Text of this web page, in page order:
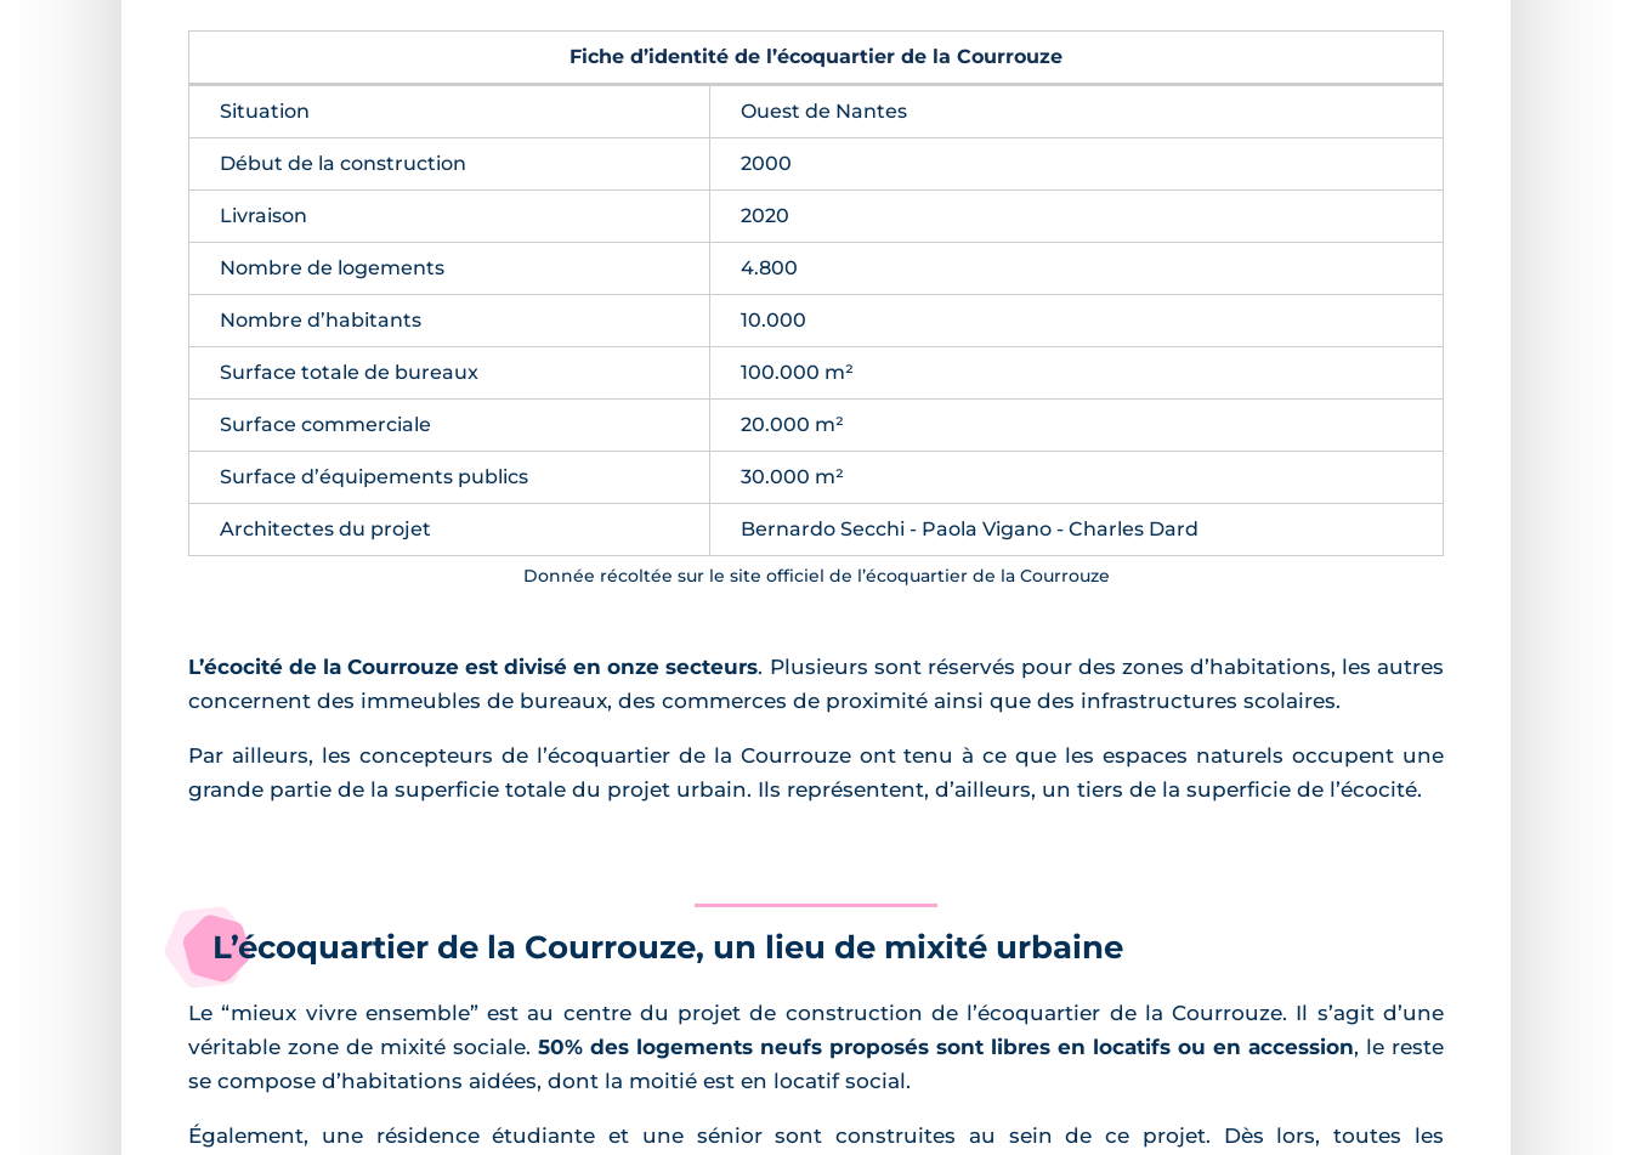
Fiche d’identité de l’écoquartier de la Courrouze
Donnée récoltée sur le site officiel de l’écoquartier de la Courrouze
Situation Ouest de Nantes
Début de la construction 2000
Livraison 2020
Nombre de logements 4.800
Nombre d’habitants 10.000
Surface totale de bureaux 100.000 m²
Surface commerciale 20.000 m²
Surface d’équipements publics 30.000 m²
Architectes du projet Bernardo Secchi - Paola Vigano - Charles Dard
L’écocité de la Courrouze est divisé en onze secteurs. Plusieurs sont réservés pour des zones d’habitations, les autres
concernent des immeubles de bureaux, des commerces de proximité ainsi que des infrastructures scolaires.
Par ailleurs, les concepteurs de l’écoquartier de la Courrouze ont tenu à ce que les espaces naturels occupent une
grande partie de la superficie totale du projet urbain. Ils représentent, d’ailleurs, un tiers de la superficie de l’écocité.
L’écoquartier de la Courrouze, un lieu de mixité urbaine
Le “mieux vivre ensemble” est au centre du projet de construction de l’écoquartier de la Courrouze. Il s’agit d’une
véritable zone de mixité sociale. 50% des logements neufs proposés sont libres en locatifs ou en accession, le reste
se compose d’habitations aidées, dont la moitié est en locatif social.
Également, une résidence étudiante et une sénior sont construites au sein de ce projet. Dès lors, toutes les